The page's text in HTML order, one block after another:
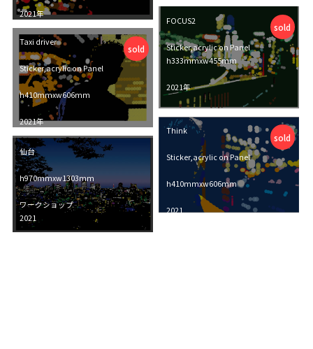
SOLD
2021年
SOLD
sold
FOCUS2
Sticker,acrylic on Panel
h333mmxw455mm
2021年
sold
Taxi driver
Sticker,acrylic on Panel
h410mmxw606mm
2021年
SOLD
sold
Think
Sticker,acrylic on Panel
h410mmxw606mm
2021
仙台
h970mmxw1303mm
ワークショップ
2021